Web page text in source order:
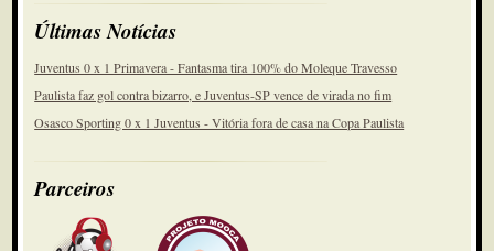
Últimas Notícias
Juventus 0 x 1 Primavera - Fantasma tira 100% do Moleque Travesso
Paulista faz gol contra bizarro, e Juventus-SP vence de virada no fim
Osasco Sporting 0 x 1 Juventus - Vitória fora de casa na Copa Paulista
Parceiros